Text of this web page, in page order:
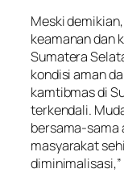
Meski
keamanan dan
Sumatera
kondisi aman
kamtibmas di
terkendali.
bersama-sama
masyarakat